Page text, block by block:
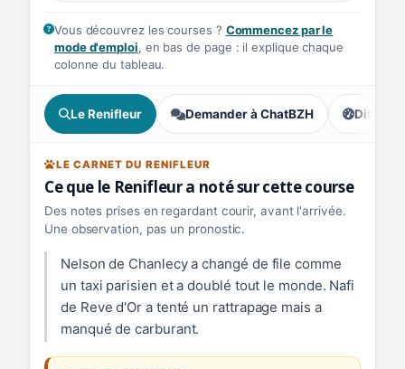
Vous découvrez les courses ? Commencez par le
mode d'emploi, en bas de page : il explique chaque
colonne du tableau.
Le Renifleur Demander à ChatBZH ,
LE CARNET DU RENIFLEUR
Ce que le Renifleur a noté sur cette course
Des notes prises en regardant courir, avant l'arrivée.
Une observation, pas un pronostic.
Nelson de Chanlecy a changé de file comme
un taxi parisien et a doublé tout le monde. Nafi
de Reve d'Or a tenté un rattrapage mais a
manqué de carburant.